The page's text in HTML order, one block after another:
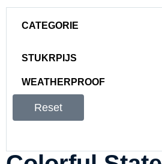
CATEGORIE
STUKRPIJS
WEATHERPROOF
Reset